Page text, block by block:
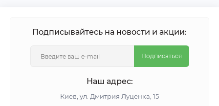
Подписывайтесь на новости и акции:
Подписаться
Наш адрес:
Киeв, ул. Дмитрия Луценка, 15